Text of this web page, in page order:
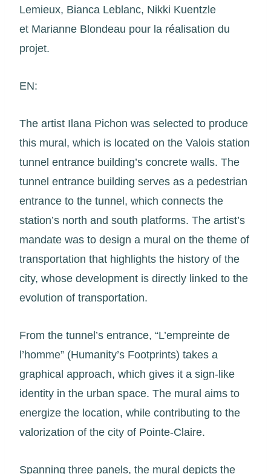
Lemieux, Bianca Leblanc, Nikki Kuentzle
et Marianne Blondeau pour la réalisation du
projet.
EN:
The artist Ilana Pichon was selected to produce
this mural, which is located on the Valois station
tunnel entrance building’s concrete walls. The
tunnel entrance building serves as a pedestrian
entrance to the tunnel, which connects the
station’s north and south platforms. The artist’s
mandate was to design a mural on the theme of
transportation that highlights the history of the
city, whose development is directly linked to the
evolution of transportation.
From the tunnel’s entrance, “L’empreinte de
l’homme” (Humanity’s Footprints) takes a
graphical approach, which gives it a sign-like
identity in the urban space. The mural aims to
energize the location, while contributing to the
valorization of the city of Pointe-Claire.
Spanning three panels, the mural depicts the